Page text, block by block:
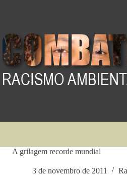
A grilagem recorde mundial
3 de novembro de 2011